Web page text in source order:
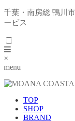
千葉・南房総 鴨川
ービス
×
menu
TOP
SHOP
BRAND